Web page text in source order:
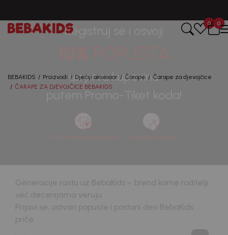
0
0
BEBAKIDS Proizvodi Dječiji aksesoar Čarape
Čarape za djevojčice
ČARAPE ZA DJEVOJČICE BEBAKIDS
10%POPUSTA
putem Promo-Tiket koda!
Generacije rastu uz BebaKids – brend kome roditelji